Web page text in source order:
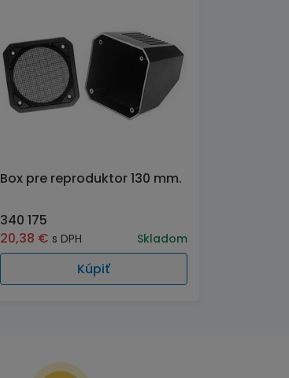
Box pre reproduktor 130 mm.
340 175
20,38 € s DPH Skladom
Kúpiť